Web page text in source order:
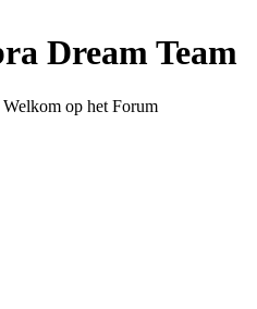
Dream Team
Welkom op het Forum